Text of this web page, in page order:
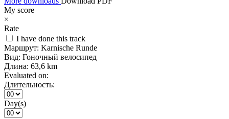
My score
×
Rate
I have done this track
Маршрут: Karnische Runde
Вид: Гоночный велосипед
Длина: 63,6 km
Evaluated on:
Длительность:
Day(s)